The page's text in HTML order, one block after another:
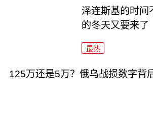
泽连斯基的时间
的冬天又要来了
最热
125万还是5万？俄乌战损数字背